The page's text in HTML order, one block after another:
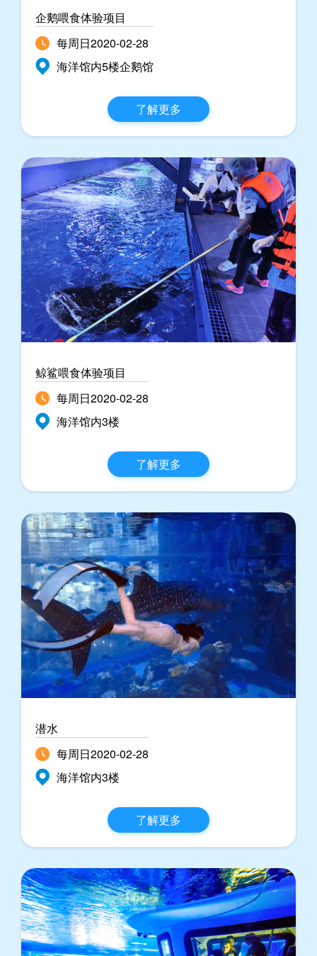
企鹅喂食体验项目
每周日2020-02-28
海洋馆内5楼企鹅馆
了解更多
鲸鲨喂食体验项目
每周日2020-02-28
海洋馆内3楼
了解更多
潜水
每周日2020-02-28
海洋馆内3楼
了解更多